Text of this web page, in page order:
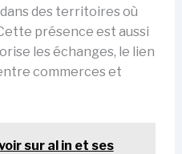
des territoires où
présence est aussi
les échanges, le lien
commerces et
sur al in et ses